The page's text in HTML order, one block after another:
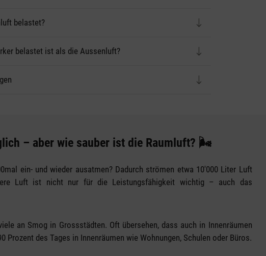
belastet?
belastet ist als die Aussenluft?
– aber wie sauber ist die Raumluft? 🌬️
ein- und wieder ausatmen? Dadurch strömen etwa 10'000 Liter Luft
Luft ist nicht nur für die Leistungsfähigkeit wichtig – auch das
an Smog in Grossstädten. Oft übersehen, dass auch in Innenräumen
Prozent des Tages in Innenräumen wie Wohnungen, Schulen oder Büros.